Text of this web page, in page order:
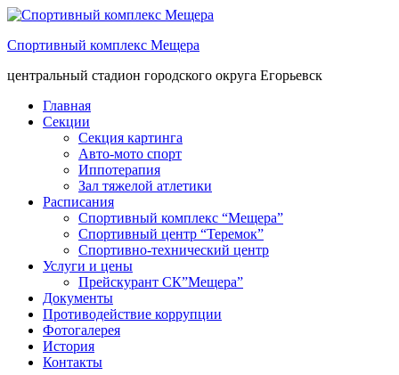
Спортивный комплекс Мещера
центральный стадион городского округа Егорьевск
Главная
Секции
Секция картинга
Авто-мото спорт
Иппотерапия
Зал тяжелой атлетики
Расписания
Спортивный комплекс “Мещера”
Спортивный центр “Теремок”
Спортивно-технический центр
Услуги и цены
Прейскурант СК”Мещера”
Документы
Противодействие коррупции
Фотогалерея
История
Контакты